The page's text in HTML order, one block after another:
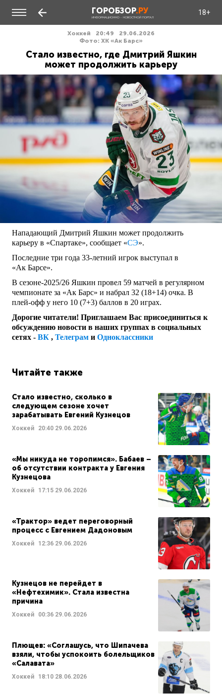
ГОРОБЗОР.РУ
ИНФОРМАЦИОННО - НОВОСТНОЙ ПОРТАЛ
18+
Хоккей 20:49
29.06.2026
Фото: ХК «Ак Барс»
Стало известно, где Дмитрий Яшкин
может продолжить карьеру
Нападающий Дмитрий Яшкин может продолжить
карьеру в «Спартаке», сообщает «СЭ».
Последние три года 33-летний игрок выступал в
«Ак Барсе».
В сезоне-2025/26 Яшкин провел 59 матчей в регулярном
чемпионате за «Ак Барс» и набрал 32 (18+14) очка. В
плей-офф у него 10 (7+3) баллов в 20 играх.
Дорогие читатели! Приглашаем Вас присоединиться к
обсуждению новости в наших группах в социальных
сетях - ВК , Телеграм и Одноклассники
Читайте также
Стало известно, сколько в
следующем сезоне хочет
зарабатывать Евгений Кузнецов
Хоккей 20:40 29.06.2026
«Мы никуда не торопимся». Бабаев –
об отсутствии контракта у Евгения
Кузнецова
Хоккей 17:15 29.06.2026
«Трактор» ведет переговорный
процесс с Евгением Дадоновым
Хоккей 12:36 29.06.2026
Кузнецов не перейдет в
«Нефтехимик». Стала известна
причина
Хоккей 00:36 29.06.2026
Плющев: «Соглашусь, что Шипачева
взяли, чтобы успокоить болельщиков
«Салавата»
Хоккей 18:10 28.06.2026